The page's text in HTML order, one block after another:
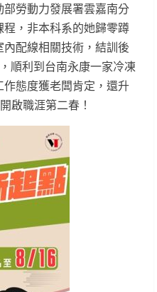
勞動力發展署雲嘉南分
，非本科系的她歸零蹲
配線相關技術，結訓後
順利到台南永康一家冷凍
態度獲老闆肯定，還升
啟職涯第二春！